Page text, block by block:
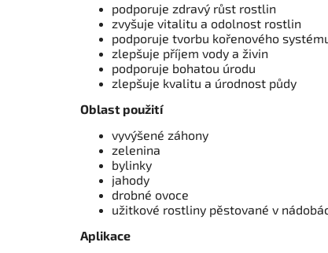
podporuje zdravý růst rostlin
zvyšuje vitalitu a odolnost rostlin
podporuje tvorbu kořenového
zlepšuje příjem vody a živin
podporuje bohatou úrodu
zlepšuje kvalitu a úrodnost půdy
Oblast použití
vyvýšené záhony
zelenina
bylinky
jahody
drobné ovoce
užitkové rostliny pěstované v
Aplikace